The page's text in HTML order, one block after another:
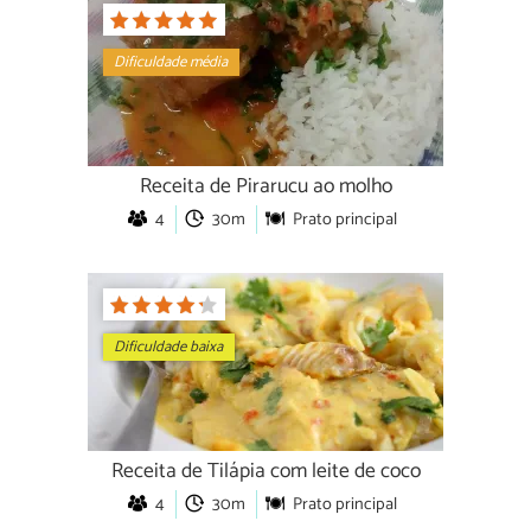
Dificuldade média
Receita de Pirarucu ao molho
4 30m Prato principal
Dificuldade baixa
Receita de Tilápia com leite de coco
4 30m Prato principal